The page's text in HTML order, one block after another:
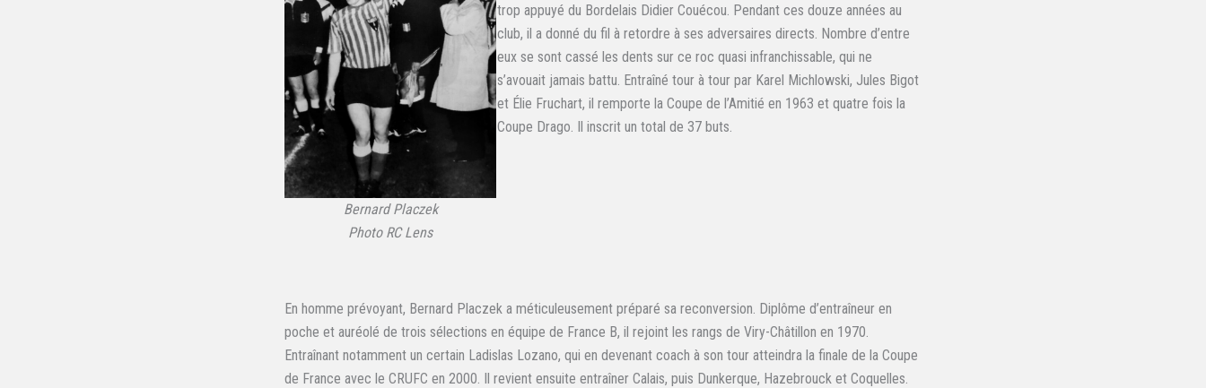
Bernard Placzek
Photo RC Lens
trop appuyé du Bordelais Didier Couécou. Pendant ces douze années au
club, il a donné du fil à retordre à ses adversaires directs. Nombre d’entre
eux se sont cassé les dents sur ce roc quasi infranchissable, qui ne
s’avouait jamais battu. Entraîné tour à tour par Karel Michlowski, Jules Bigot
et Élie Fruchart, il remporte la Coupe de l’Amitié en 1963 et quatre fois la
Coupe Drago. Il inscrit un total de 37 buts.
En homme prévoyant, Bernard Placzek a méticuleusement préparé sa reconversion. Diplôme d’entraîneur en
poche et auréolé de trois sélections en équipe de France B, il rejoint les rangs de Viry-Châtillon en 1970.
Entraînant notamment un certain Ladislas Lozano, qui en devenant coach à son tour atteindra la finale de la Coupe
de France avec le CRUFC en 2000. Il revient ensuite entraîner Calais, puis Dunkerque, Hazebrouck et Coquelles.